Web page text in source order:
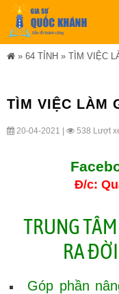
» 64 TỈNH » TÌM VIỆC
TÌM VIỆC LÀM
20-04-2021 | 538 Lượt
Đ/c:
TRUNG
RA
Góp phần